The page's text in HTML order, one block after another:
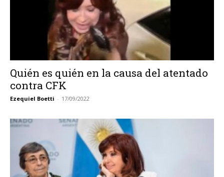
Quién es quién en la causa del atentado
contra CFK
Ezequiel Boetti - 17/09/2022